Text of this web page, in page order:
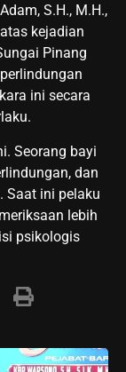
S.H., M.H.,
kejadian
Pinang
ini secara
Seorang bayi
dan
Saat ini pelaku
lebih
psikologis